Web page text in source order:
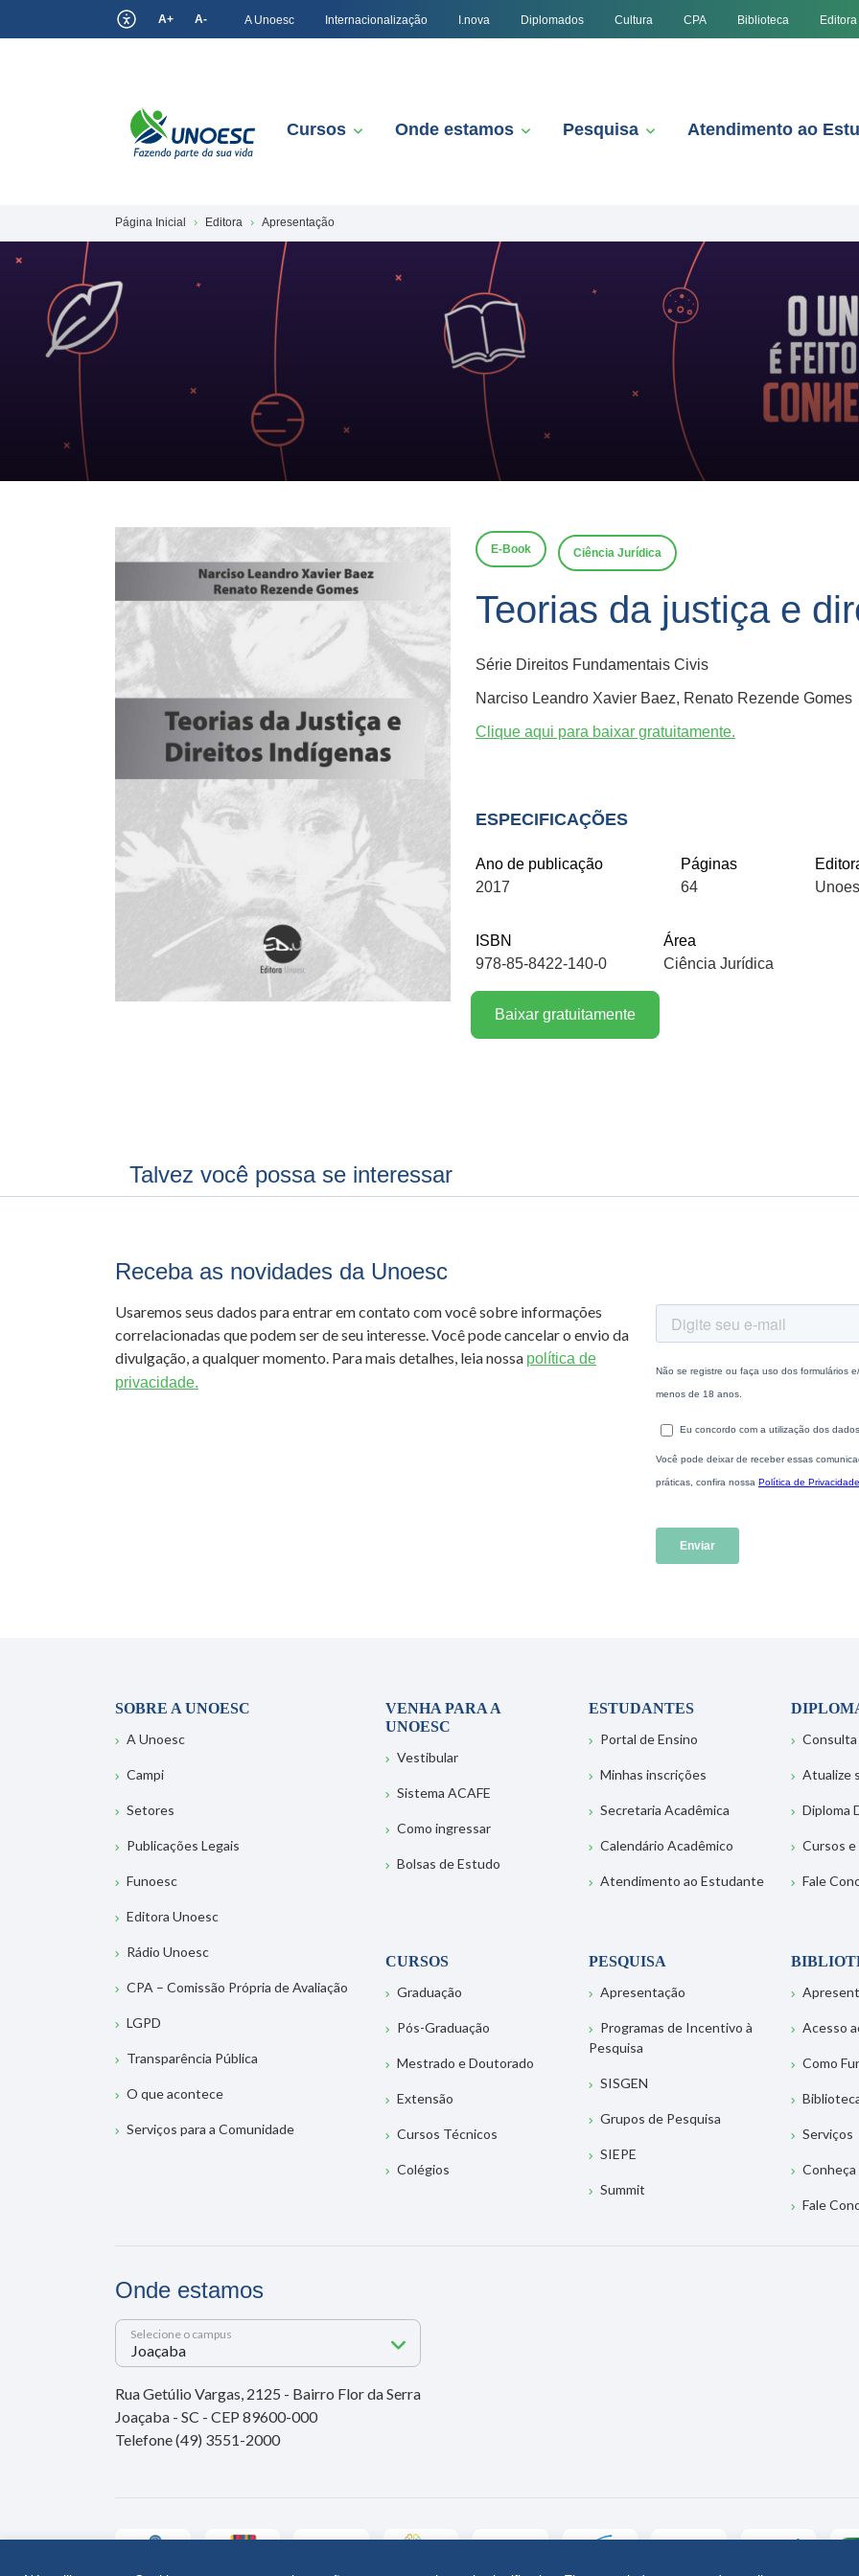
A+ A- A Unoesc Internacionalização I.nova Diplomados Cultura CPA Biblioteca Editora
Cursos Onde estamos Pesquisa Atendimento ao
Página Inicial Editora Apresentação
E-Book Ciência Jurídica
Teorias da justiça e
Série Direitos Fundamentais Civis
Narciso Leandro Xavier Baez, Renato Rezende Gomes
Clique aqui para baixar gratuitamente.
ESPECIFICAÇÕES
Ano de publicação
2017
Páginas
64
ISBN
978-85-8422-140-0
Área
Ciência Jurídica
Baixar gratuitamente
Talvez você possa se interessar
Receba as novidades da Unoesc
Usaremos seus dados para entrar em contato com você sobre informações
correlacionadas que podem ser de seu interesse. Você pode cancelar o envio da
divulgação, a qualquer momento. Para mais detalhes, leia nossa política de
privacidade.
SOBRE A UNOESC
A Unoesc
Campi
Setores
Publicações Legais
Funoesc
Editora Unoesc
Rádio Unoesc
CPA – Comissão Própria de Avaliação
LGPD
Transparência Pública
O que acontece
Serviços para a Comunidade
VENHA PARA A
UNOESC
Vestibular
Sistema ACAFE
Como ingressar
Bolsas de Estudo
ESTUDANTES
Portal de Ensino
Minhas inscrições
Secretaria Acadêmica
Calendário Acadêmico
Atendimento ao Estudante
Consulta
Atualize
Diploma
Cursos
Fale
CURSOS
Graduação
Pós-Graduação
Mestrado e Doutorado
Extensão
Cursos Técnicos
Colégios
PESQUISA
Apresentação
Programas de Incentivo à
Pesquisa
SISGEN
Grupos de Pesquisa
SIEPE
Summit
Acesso
Como
Serviços
Fale
Onde estamos
Selecione o campus
Rua Getúlio Vargas, 2125 - Bairro Flor da Serra
Joaçaba - SC - CEP 89600-000
Telefone (49) 3551-2000